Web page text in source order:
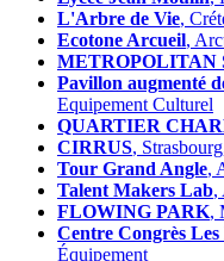
L'Arbre de Vie,
Ecotone Arcueil,
METROPOLITAN
Pavillon augmenté
Equipement Culturel
QUARTIER
CIRRUS,
Tour Grand Angle,
Talent Makers Lab,
FLOWING PARK,
Centre Congrès
Équipement